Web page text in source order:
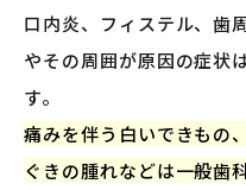
口内炎、フィステル、歯
やその周囲が原因の症状
す。
痛みを伴う白いできもの
ぐきの腫れなどは一般歯